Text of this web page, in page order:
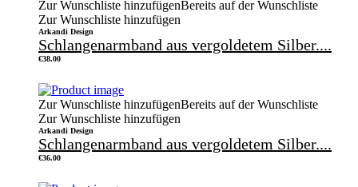
Zur Wunschliste hinzufügenBereits auf der Wunschliste
Zur Wunschliste hinzufügen
Arkandi Design
Schlangenarmband aus vergoldetem Silber....
€38.00
Zur Wunschliste hinzufügenBereits auf der Wunschliste
Zur Wunschliste hinzufügen
Arkandi Design
Schlangenarmband aus vergoldetem Silber....
€36.00